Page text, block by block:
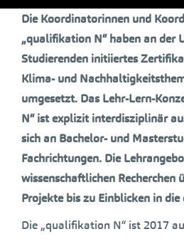
Die Koordinatorinnen und
„qualifikation N“ haben an der
Studierenden initiiertes
Klima- und
umgesetzt. Das Lehr-Lern-
N“ ist explizit interdisziplinär
sich an Bachelor- und
Fachrichtungen. Die
wissenschaftlichen Recherchen
Projekte bis zu Einblicken in die
Die „qualifikation N“ ist 2017